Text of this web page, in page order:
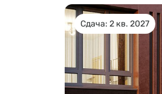
Сдача: 2 кв. 2027